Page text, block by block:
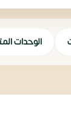
الوحدات